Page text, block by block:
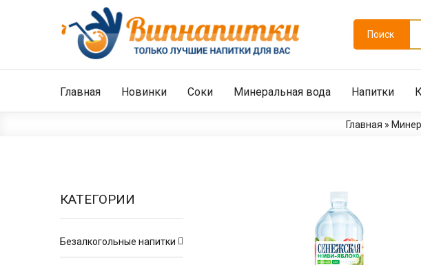
Поиск
Главная Новинки Соки Минеральная вода Напитки
Главная »
КАТЕГОРИИ
Безалкогольные напитки